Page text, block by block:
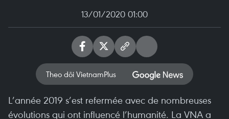
13/01/2020 01:00
Theo dõi VietnamPlus
L’année 2019 s’est refermée avec de nombreuses
évolutions qui ont influencé l’humanité. La VNA a